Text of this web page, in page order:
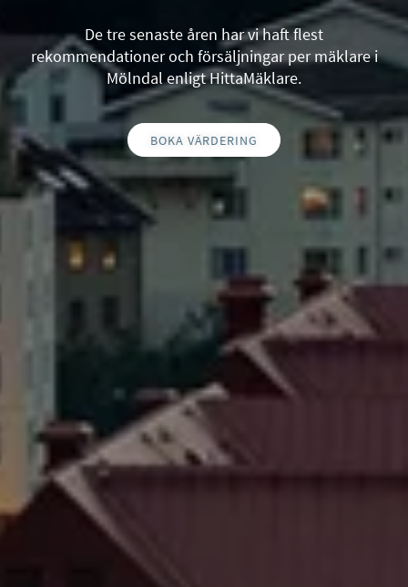
De tre senaste åren har vi haft flest
rekommendationer och försäljningar per mäklare i
Mölndal enligt HittaMäklare.
BOKA VÄRDERING